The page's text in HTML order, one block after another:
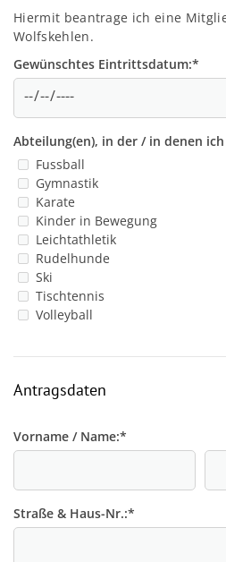
Hiermit beantrage ich eine
Wolfskehlen.
Gewünschtes Eintrittsdatum:*
Abteilung(en), in der / in denen
Fussball
Gymnastik
Karate
Kinder in Bewegung
Leichtathletik
Rudelhunde
Ski
Tischtennis
Volleyball
Antragsdaten
Vorname / Name:*
Straße & Haus-Nr.:*